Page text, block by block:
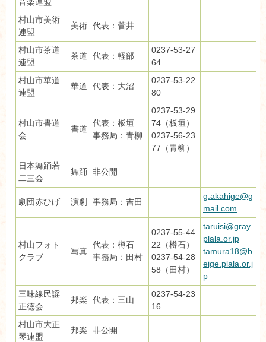
村山市美術
連盟
美術 代表：菅井
村山市茶道
連盟
茶道 代表：軽部
0237-53-27
64
村山市華道
連盟
華道 代表：大沼
0237-53-22
80
村山市書道
会
書道
代表：板垣
事務局：青柳
0237-53-29
74（板垣）
0237-56-23
77（青柳）
日本舞踊若
二三会
舞踊 非公開
劇団赤ひげ 演劇 事務局：吉田
g.akahige@g
mail.com
村山フォト
クラブ
写真
代表：樽石
事務局：田村
0237-55-44
22（樽石）
0237-54-28
58（田村）
taruisi@gray.
plala.or.jp
tamura18@b
eige.plala.or.j
p
三味線民謡
正徳会
邦楽 代表：三山
0237-54-23
16
村山市大正
琴連盟
邦楽 非公開